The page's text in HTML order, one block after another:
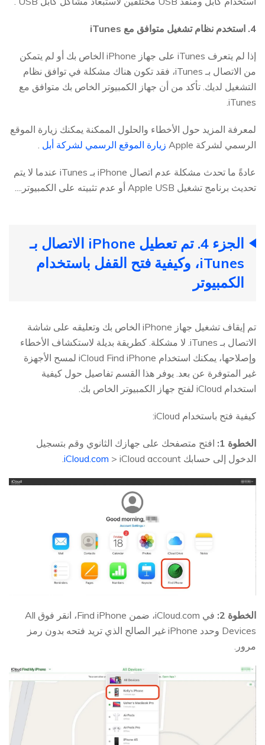
4. استخدم نظام تشغيل متوافق مع iTunes
إذا لم يتعرف iTunes على جهاز iPhone الخاص بك أو لم يتمكن
من الاتصال بـ iTunes، فقد تكون هناك مشكلة في توافق نظام
التشغيل لديك. تأكد من أن جهاز الكمبيوتر الخاص بك متوافق مع
iTunes.
لمعرفة المزيد حول الأخطاء والحلول الممكنة يمكنك زيارة الموقع
الرسمي لشركة Apple
زيارة الموقع الرسمي لشركة أبل .
عادةً ما تحدث مشكلة عدم اتصال iPhone بـ iTunes عندما لا يتم
تحديث برنامج تشغيل Apple USB أو عدم تثبيته على الكمبيوتر....
الجزء 4. تم تعطيل iPhone الاتصال بـ
iTunes، وكيفية فتح القفل باستخدام
الكمبيوتر
تم إيقاف تشغيل جهاز iPhone الخاص بك وتعليقه على شاشة
الاتصال بـ iTunes. لا مشكلة. كطريقة بديلة لاستكشاف الأخطاء
وإصلاحها، يمكنك استخدام iCloud Find iPhone لمسح الأجهزة
غير المتوفرة عن بعد. يوفر هذا القسم تفاصيل حول كيفية
استخدام iCloud لفتح جهاز الكمبيوتر الخاص بك.
كيفية فتح باستخدام iCloud:
الخطوة 1:
افتح متصفحك على جهازك الثانوي وقم بتسجيل
الدخول إلى حسابك
iCloud.com > iCloud account.
الخطوة 2:
في iCloud.com، ضمن Find iPhone، انقر فوق All
Devices وحدد iPhone غير الصالح الذي تريد فتحه بدون رمز
مرور.